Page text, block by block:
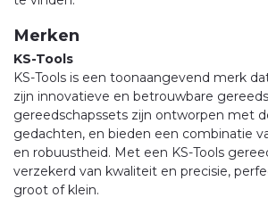
Merken
KS-Tools
KS-Tools is een toonaangevend merk
zijn innovatieve en betrouwbare
gereedschapssets zijn ontworpen met
gedachten, en bieden een combinatie
en robuustheid. Met een KS-Tools
verzekerd van kwaliteit en precisie,
groot of klein.